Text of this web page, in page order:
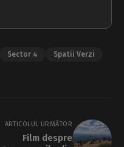
Sector 4
Spatii Verzi
ARTICOLUL URMĂTOR
Film despre